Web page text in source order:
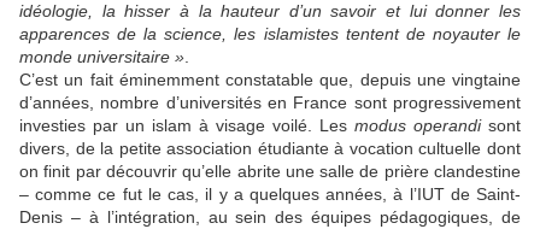
idéologie, la hisser à la hauteur d’un savoir et lui donner les
apparences de la science, les islamistes tentent de noyauter le
monde universitaire »
C’est un fait éminemment constatable que, depuis une vingtaine
d’années, nombre d’universités en France sont progressivement
investies par un islam à visage voilé. Les modus operandisont
divers, de la petite association étudiante à vocation cultuelle dont
on finit par découvrir qu’elle abrite une salle de prière clandestine
– comme ce fut le cas, il y a quelques années, à l’IUT de Saint-
Denis – à l’intégration, au sein des équipes pédagogiques, de